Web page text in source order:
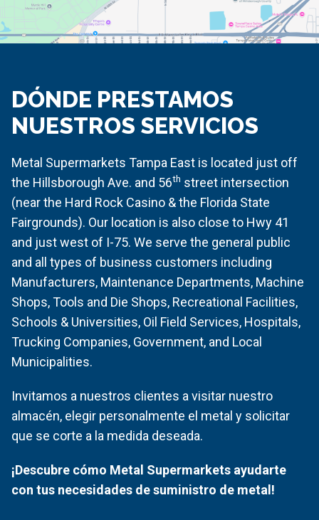
DÓNDE PRESTAMOS
NUESTROS SERVICIOS
Metal Supermarkets Tampa East is located just off
the Hillsborough Ave. and 56th street intersection
(near the Hard Rock Casino & the Florida State
Fairgrounds). Our location is also close to Hwy 41
and just west of I-75. We serve the general public
and all types of business customers including
Manufacturers, Maintenance Departments, Machine
Shops, Tools and Die Shops, Recreational Facilities,
Schools & Universities, Oil Field Services, Hospitals,
Trucking Companies, Government, and Local
Municipalities.
Invitamos a nuestros clientes a visitar nuestro
almacén, elegir personalmente el metal y solicitar
que se corte a la medida deseada.
¡Descubre cómo Metal Supermarkets ayudarte
con tus necesidades de suministro de metal!